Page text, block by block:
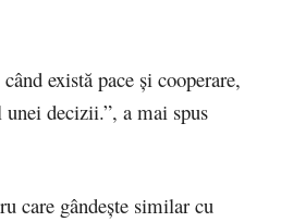
există pace și cooperare,
unei decizii.”, a mai spus
care gândește similar cu